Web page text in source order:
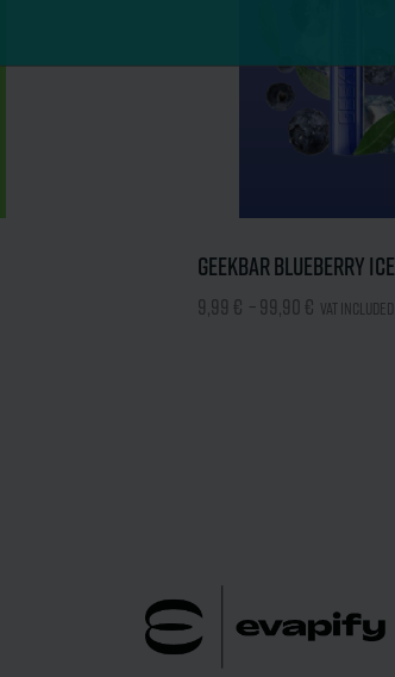
Geekbar Blueberry Ice
9,99 € –99,90 € VAT included